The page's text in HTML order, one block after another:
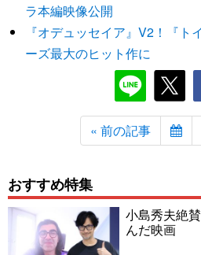
ラ本編映像公開
『オデュッセイア』V2！『ト
ーズ最大のヒット作に
« 前の記事
おすすめ特集
小島秀夫絶
んだ映画